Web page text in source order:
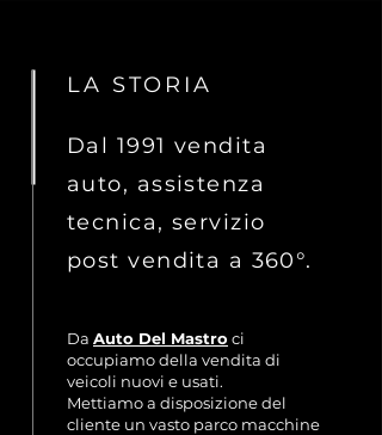
LA STORIA
Dal 1991 vendita
auto, assistenza
tecnica, servizio
post vendita a 360°.
Da Auto Del Mastro ci
occupiamo della vendita di
veicoli nuovi e usati.
Mettiamo a disposizione del
cliente un vasto parco macchine